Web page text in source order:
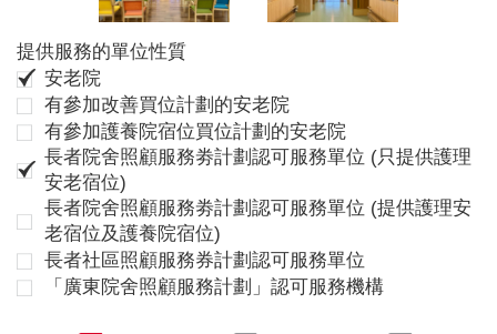
提供服務的單位性質
安老院
有參加改善買位計劃的安老院
有參加護養院宿位買位計劃的安老院
長者院舍照顧服務劵計劃認可服務單位 (只提供護理
安老宿位)
長者院舍照顧服務劵計劃認可服務單位 (提供護理安
老宿位及護養院宿位)
長者社區照顧服務券計劃認可服務單位
「廣東院舍照顧服務計劃」認可服務機構